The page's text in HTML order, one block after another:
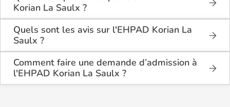
Korian La Saulx ?
L'EHPAD Korian La Saulx propose des logements
en chambre simple à partir de 2 914€ par mois, et
en chambre double à partir de 2 480€ par mois.
Quels sont les avis sur l'EHPAD Korian La
Saulx ?
Il y a 1 avis déposé(s) sur l'EHPAD Korian La Saulx :
il a reçu la note moyenne de 4,8/5 pour l'ensemble
de ses prestations.
Comment faire une demande d’admission à
l'EHPAD Korian La Saulx ?
La demande s’effectue directement via le formulaire